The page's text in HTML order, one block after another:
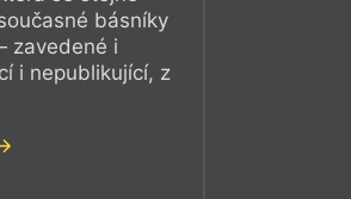
básníky
zavedené i
i nepublikující, z